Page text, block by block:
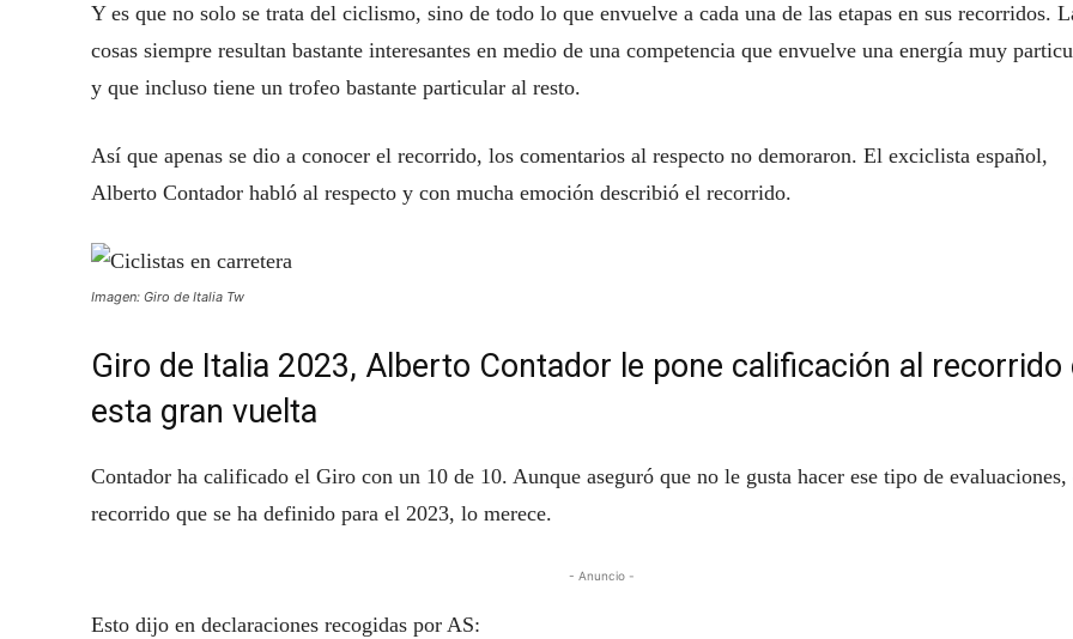
Y es que no solo se trata del ciclismo, sino de todo lo que envuelve a cada una de las etapas en sus recorridos.
cosas siempre resultan bastante interesantes en medio de una competencia que envuelve una energía muy
y que incluso tiene un trofeo bastante particular al resto.
Así que apenas se dio a conocer el recorrido, los comentarios al respecto no demoraron. El exciclista español,
Alberto Contador habló al respecto y con mucha emoción describió el recorrido.
Imagen: Giro de Italia Tw
Giro de Italia 2023, Alberto Contador le pone calificación al recorrido
esta gran vuelta
Contador ha calificado el Giro con un 10 de 10. Aunque aseguró que no le gusta hacer ese tipo de evaluaciones,
recorrido que se ha definido para el 2023, lo merece.
- Anuncio -
Esto dijo en declaraciones recogidas por AS: